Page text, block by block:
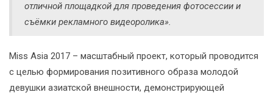
отличной площадкой для проведения фотосессии и
съёмки рекламного видеоролика».
Miss Asia 2017 – масштабный проект, который проводится
с целью формирования позитивного образа молодой
девушки азиатской внешности, демонстрирующей